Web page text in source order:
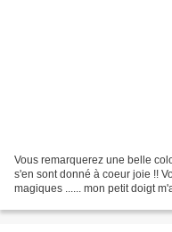
Vous remarquerez une belle
s'en sont donné à coeur joie !!
magiques ...... mon petit doigt